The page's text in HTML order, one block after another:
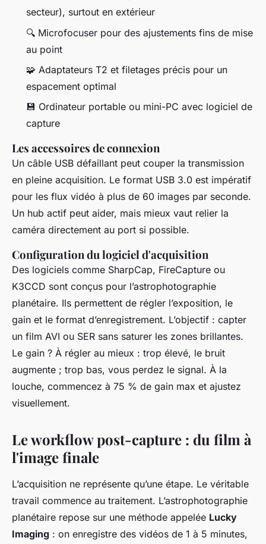
secteur), surtout en extérieur
🔍 Microfocuser pour des ajustements fins de mise
au point
🧩 Adaptateurs T2 et filetages précis pour un
espacement optimal
💾 Ordinateur portable ou mini-PC avec logiciel de
capture
Les accessoires de connexion
Un câble USB défaillant peut couper la transmission
en pleine acquisition. Le format USB 3.0 est impératif
pour les flux vidéo à plus de 60 images par seconde.
Un hub actif peut aider, mais mieux vaut relier la
caméra directement au port si possible.
Configuration du logiciel d'acquisition
Des logiciels comme SharpCap, FireCapture ou
K3CCD sont conçus pour l’astrophotographie
planétaire. Ils permettent de régler l’exposition, le
gain et le format d’enregistrement. L’objectif : capter
un film AVI ou SER sans saturer les zones brillantes.
Le gain ? À régler au mieux : trop élevé, le bruit
augmente ; trop bas, vous perdez le signal. À la
louche, commencez à 75 % de gain max et ajustez
visuellement.
Le workflow post-capture : du film à
l'image finale
L’acquisition ne représente qu’une étape. Le véritable
travail commence au traitement. L’astrophotographie
planétaire repose sur une méthode appelée Lucky
Imaging : on enregistre des vidéos de 1 à 5 minutes,